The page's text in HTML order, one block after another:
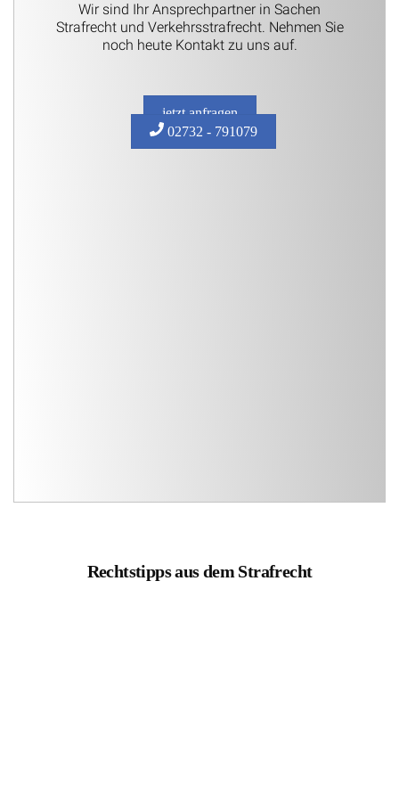
Wir sind Ihr Ansprechpartner in Sachen
Strafrecht und Verkehrsstrafrecht. Nehmen Sie
noch heute Kontakt zu uns auf.
jetzt anfragen
02732 - 791079
Rechtstipps aus dem Strafrecht